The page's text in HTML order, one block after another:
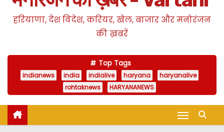
हरियाणा, देश विदेश, करियर, खेल, बाजार और मनोरंजन
की ख़बरें
Top Tags
indianews india indialive haryana
haryanalive
rohtaknews
HARYANANEWS